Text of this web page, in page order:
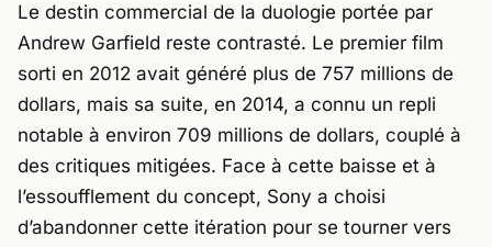
Le destin commercial de la duologie portée par
Andrew Garfield reste contrasté. Le premier film
sorti en 2012 avait généré plus de 757 millions de
dollars, mais sa suite, en 2014, a connu un repli
notable à environ 709 millions de dollars, couplé à
des critiques mitigées. Face à cette baisse et à
l’essoufflement du concept, Sony a choisi
d’abandonner cette itération pour se tourner vers